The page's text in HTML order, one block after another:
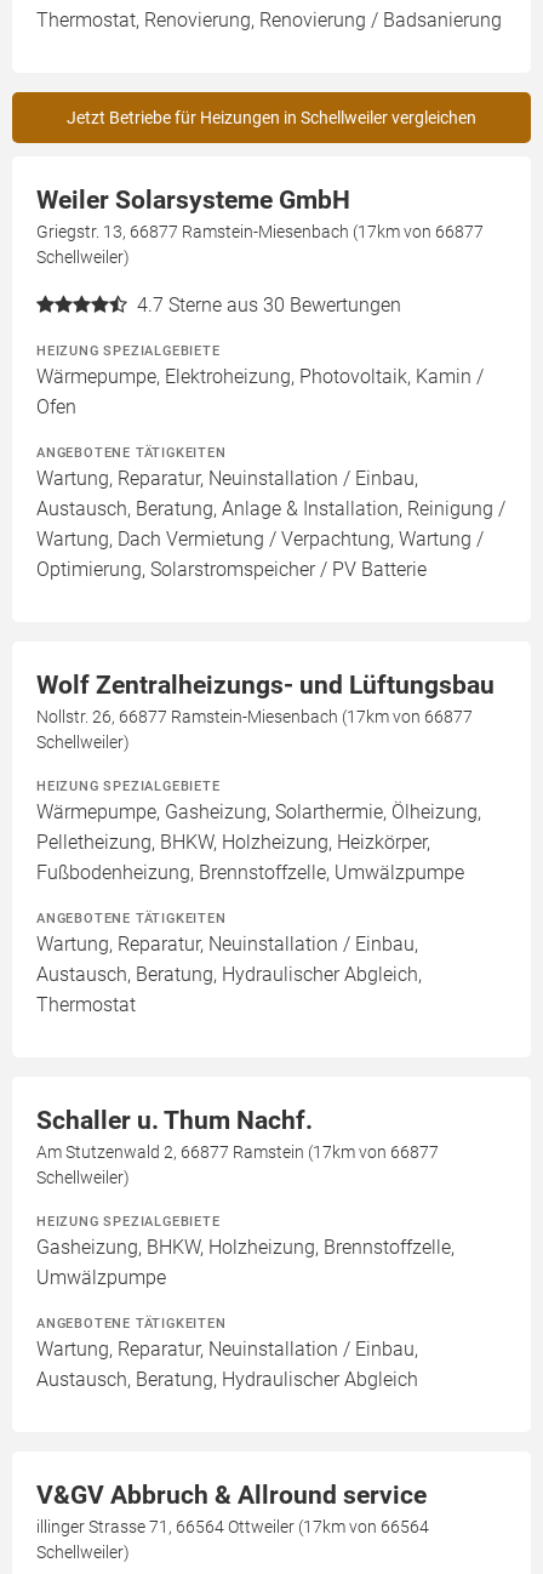
Thermostat, Renovierung, Renovierung / Badsanierung
Jetzt Betriebe für Heizungen in Schellweiler vergleichen
Weiler Solarsysteme GmbH
Griegstr. 13, 66877 Ramstein-Miesenbach (17km von 66877
Schellweiler)
4.7 Sterne aus 30 Bewertungen
HEIZUNG SPEZIALGEBIETE
Wärmepumpe, Elektroheizung, Photovoltaik, Kamin /
Ofen
ANGEBOTENE TÄTIGKEITEN
Wartung, Reparatur, Neuinstallation / Einbau,
Austausch, Beratung, Anlage & Installation, Reinigung /
Wartung, Dach Vermietung / Verpachtung, Wartung /
Optimierung, Solarstromspeicher / PV Batterie
Wolf Zentralheizungs- und Lüftungsbau
Nollstr. 26, 66877 Ramstein-Miesenbach (17km von 66877
Schellweiler)
HEIZUNG SPEZIALGEBIETE
Wärmepumpe, Gasheizung, Solarthermie, Ölheizung,
Pelletheizung, BHKW, Holzheizung, Heizkörper,
Fußbodenheizung, Brennstoffzelle, Umwälzpumpe
ANGEBOTENE TÄTIGKEITEN
Wartung, Reparatur, Neuinstallation / Einbau,
Austausch, Beratung, Hydraulischer Abgleich,
Thermostat
Schaller u. Thum Nachf.
Am Stutzenwald 2, 66877 Ramstein (17km von 66877
Schellweiler)
HEIZUNG SPEZIALGEBIETE
Gasheizung, BHKW, Holzheizung, Brennstoffzelle,
Umwälzpumpe
ANGEBOTENE TÄTIGKEITEN
Wartung, Reparatur, Neuinstallation / Einbau,
Austausch, Beratung, Hydraulischer Abgleich
V&GV Abbruch & Allround service
illinger Strasse 71, 66564 Ottweiler (17km von 66564
Schellweiler)